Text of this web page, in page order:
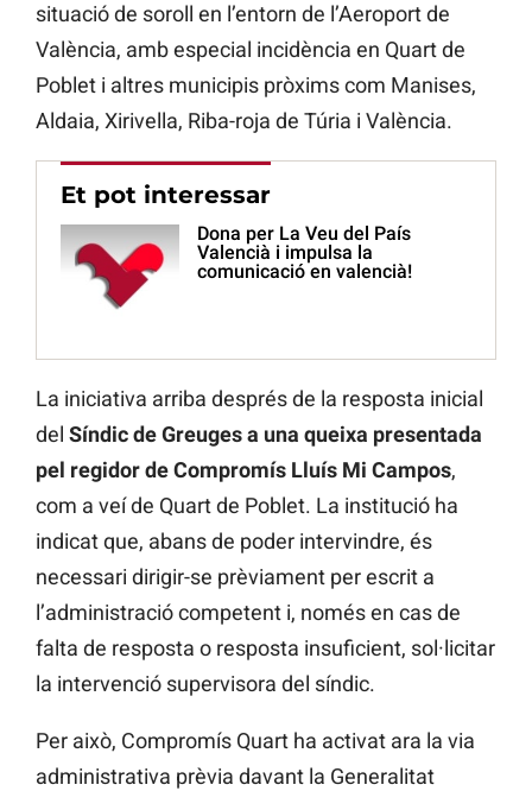
situació de soroll en l’entorn de l’Aeroport de
València, amb especial incidència en Quart de
Poblet i altres municipis pròxims com Manises,
Aldaia, Xirivella, Riba-roja de Túria i València.
Et pot interessar
Dona per La Veu del País
Valencià i impulsa la
comunicació en valencià!
La iniciativa arriba després de la resposta inicial
del Síndic de Greuges a una queixa presentada
pel regidor de Compromís Lluís Mi Campos,
com a veí de Quart de Poblet. La institució ha
indicat que, abans de poder intervindre, és
necessari dirigir-se prèviament per escrit a
l’administració competent i, només en cas de
falta de resposta o resposta insuficient, sol·licitar
la intervenció supervisora del síndic.
Per això, Compromís Quart ha activat ara la via
administrativa prèvia davant la Generalitat